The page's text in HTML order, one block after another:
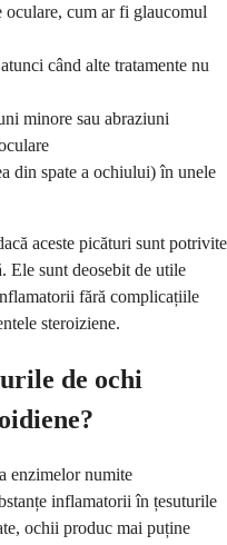
cum ar fi glaucomul
când alte tratamente nu
minore sau abraziuni
din spate a ochiului) în unele
aceste picături sunt potrivite
Ele sunt deosebit de utile
fără complicațiile
steroiziene.
de ochi
enzimelor numite
inflamatorii în țesuturile
ochii produc mai puține